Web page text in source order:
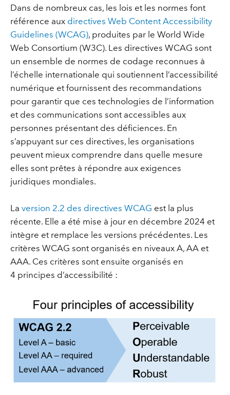
Dans de nombreux cas, les lois et les normes font
référence aux directives Web Content Accessibility
Guidelines (WCAG), produites par le World Wide
Web Consortium (W3C). Les directives WCAG sont
un ensemble de normes de codage reconnues à
l’échelle internationale qui soutiennent l’accessibilité
numérique et fournissent des recommandations
pour garantir que ces technologies de l’information
et des communications sont accessibles aux
personnes présentant des déficiences. En
s’appuyant sur ces directives, les organisations
peuvent mieux comprendre dans quelle mesure
elles sont prêtes à répondre aux exigences
juridiques mondiales.
La version 2.2 des directives WCAG est la plus
récente. Elle a été mise à jour en décembre 2024 et
intègre et remplace les versions précédentes. Les
critères WCAG sont organisés en niveaux A, AA et
AAA. Ces critères sont ensuite organisés en
4 principes d’accessibilité :